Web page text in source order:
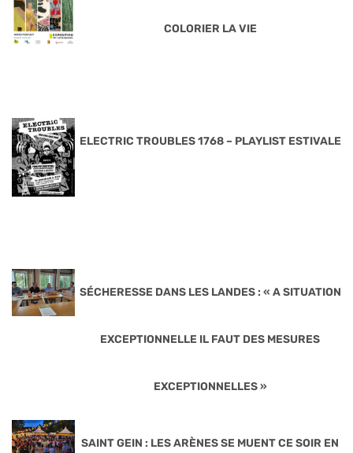
COLORIER LA VIE
ELECTRIC TROUBLES 1768 – PLAYLIST ESTIVALE
SÉCHERESSE DANS LES LANDES : « A SITUATION
EXCEPTIONNELLE IL FAUT DES MESURES
EXCEPTIONNELLES »
SAINT GEIN : LES ARÈNES SE MUENT CE SOIR EN